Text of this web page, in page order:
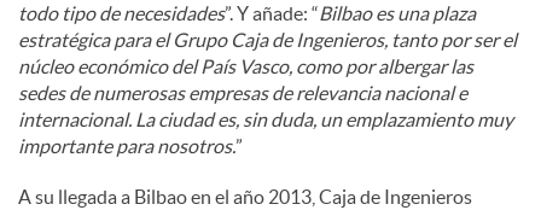
todo tipo de necesidades”. Y añade: “Bilbao es una plaza
estratégica para el Grupo Caja de Ingenieros, tanto por ser el
núcleo económico del País Vasco, como por albergar las
sedes de numerosas empresas de relevancia nacional e
internacional. La ciudad es, sin duda, un emplazamiento muy
importante para nosotros.”
A su llegada a Bilbao en el año 2013, Caja de Ingenieros